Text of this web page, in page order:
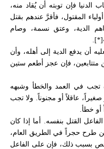
فإن توبته أن يُقاد منه،
المقتول، فأقرَّ عندهم بقتل
الدية، وعتق نسمة، وصام
أن يدفع الدية إلى أهله، وأن
فإن عجز أطعم ستين
تجب في العمد والخطأ وشبهه
عاقلاً أو مجنوناً. ولا تجب
أو خطأ.
القتل بنفسه. أما إذا كان
طرح حجراً في الطريق العام،
بسبب ذلك، فإن على الفاعل